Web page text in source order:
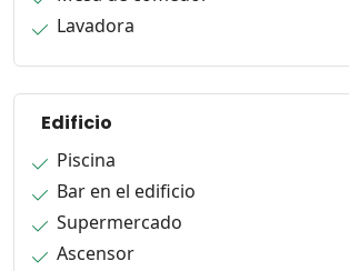
Lavadora
Edificio
Piscina
Bar en el edificio
Supermercado
Ascensor